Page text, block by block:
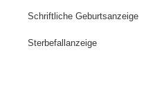
Schriftliche Geburtsanzeige
Sterbefallanzeige